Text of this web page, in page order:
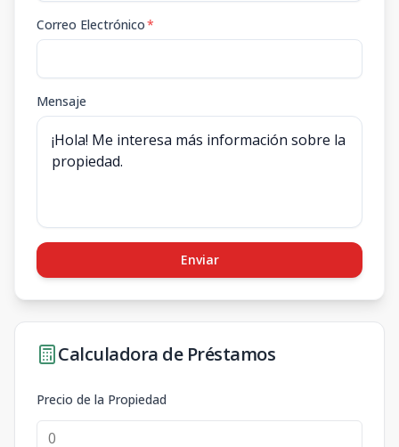
Correo Electrónico*
Mensaje
Enviar
Calculadora de Préstamos
Precio de la Propiedad